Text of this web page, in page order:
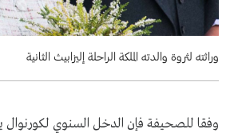
وراثته لثروة والدته الملكة الراحلة إليزابيث الثانية
وفقا للصحيفة فإن الدخل السنوي لكورنوال